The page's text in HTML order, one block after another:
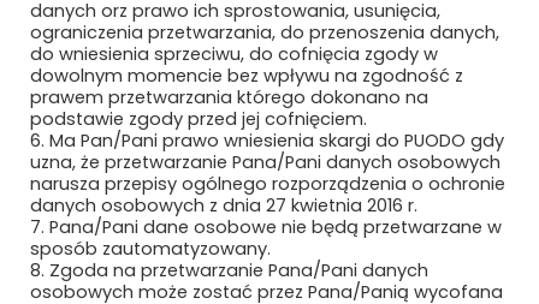
Bezpieczne płatności
danych orz prawo ich sprostowania, usunięcia,
ograniczenia przetwarzania, do przenoszenia danych,
do wniesienia sprzeciwu, do cofnięcia zgody w
dowolnym momencie bez wpływu na zgodność z
prawem przetwarzania którego dokonano na
podstawie zgody przed jej cofnięciem.
6. Ma Pan/Pani prawo wniesienia skargi do PUODO gdy
uzna, że przetwarzanie Pana/Pani danych osobowych
narusza przepisy ogólnego rozporządzenia o ochronie
danych osobowych z dnia 27 kwietnia 2016 r.
7. Pana/Pani dane osobowe nie będą przetwarzane w
sposób zautomatyzowany.
8. Zgoda na przetwarzanie Pana/Pani danych
osobowych może zostać przez Pana/Panią wycofana